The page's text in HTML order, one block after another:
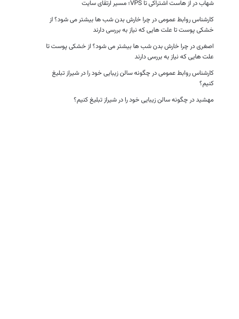
شهابدر از هاست اشتراکی تا VPS؛ مسیر ارتقای سایت
کارشناس روابط عمومیدر چرا خارش بدن شب ها بیشتر می شود؟ از
خشکی پوست تا علت هایی که نیاز به بررسی دارند
اصغریدر چرا خارش بدن شب ها بیشتر می شود؟ از خشکی پوست تا
علت هایی که نیاز به بررسی دارند
کارشناس روابط عمومیدر چگونه سالن زیبایی خود را در شیراز تبلیغ
کنیم؟
مهشیددر چگونه سالن زیبایی خود را در شیراز تبلیغ کنیم؟